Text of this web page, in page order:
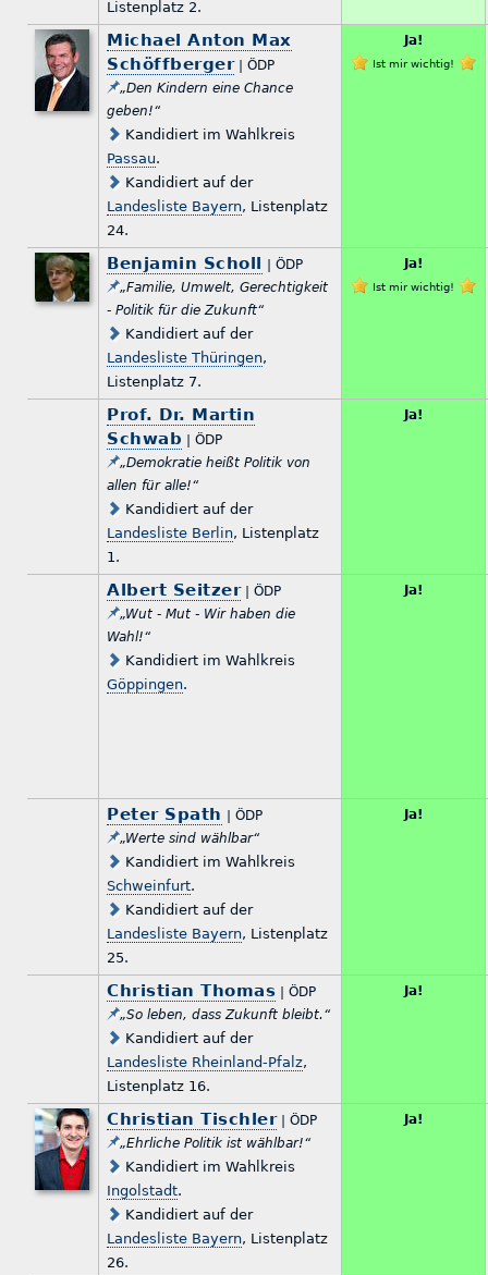
Listenplatz 2.
Michael Anton Max
Schöffberger| ÖDP
„Den Kindern eine Chance
geben!“
Kandidiert im Wahlkreis
Passau.
Kandidiert auf der
Landesliste Bayern, Listenplatz
24.
Ja!
Ist mir wichtig!
Benjamin Scholl
| ÖDP
„Familie, Umwelt, Gerechtigkeit
- Politik für die Zukunft“
Kandidiert auf der
Landesliste Thüringen,
Listenplatz 7.
Ja!
Ist mir wichtig!
Prof. Dr. Martin
Schwab | ÖDP
„Demokratie heißt Politik von
allen für alle!“
Kandidiert auf der
Landesliste Berlin, Listenplatz
1.
Ja!
Albert Seitzer| ÖDP
„Wut - Mut - Wir haben die
Wahl!“
Kandidiert im Wahlkreis
Göppingen.
Ja!
Peter Spath
| ÖDP
„Werte sind wählbar“
Kandidiert im Wahlkreis
Schweinfurt.
Kandidiert auf der
Landesliste Bayern, Listenplatz
25.
Ja!
Christian Thomas | ÖDP
„So leben, dass Zukunft bleibt.“
Kandidiert auf der
Landesliste Rheinland-Pfalz,
Listenplatz 16.
Ja!
Christian Tischler| ÖDP
„Ehrliche Politik ist wählbar!“
Kandidiert im Wahlkreis
Ingolstadt.
Kandidiert auf der
Landesliste Bayern, Listenplatz
26.
Ja!